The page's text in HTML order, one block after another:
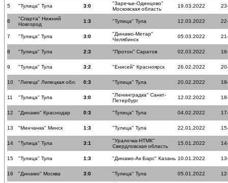
5 "Тулица" Тула 3:0
"Заречье-Одинцово"
Московская область
19.03.2022
6
"Спарта" Нижний
Новгород
1:3 "Тулица" Тула 12.03.2022
7 "Тулица" Тула 3:0
"Динамо-Метар"
Челябинск
05.03.2022
8 "Тулица" Тула 2:3 "Протон" Саратов 02.03.2022
9 "Тулица" Тула 3:2 "Енисей" Красноярск 26.02.2022
10 "Липецк" Липецкая обл. 0:3 "Тулица" Тула 20.02.2022
11 "Тулица" Тула 3:0
"Ленинградка" Санкт-
Петербург
12.02.2022
12 "Динамо" Краснодар 0:3 "Тулица" Тула 04.02.2022
13 "Минчанка" Минск 1:3 "Тулица" Тула 22.01.2022
14 "Тулица" Тула 3:1
"Уралочка-НТМК"
Свердловская область
15.01.2022
15 "Тулица" Тула 1:3 "Динамо-Ак Барс" Казань 10.01.2022
16 "Динамо" Москва 3:0 "Тулица" Тула 05.01.2022